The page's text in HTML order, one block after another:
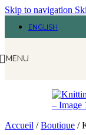
Skip to navigation
ENGLISH
MENU
Accueil /Boutique /